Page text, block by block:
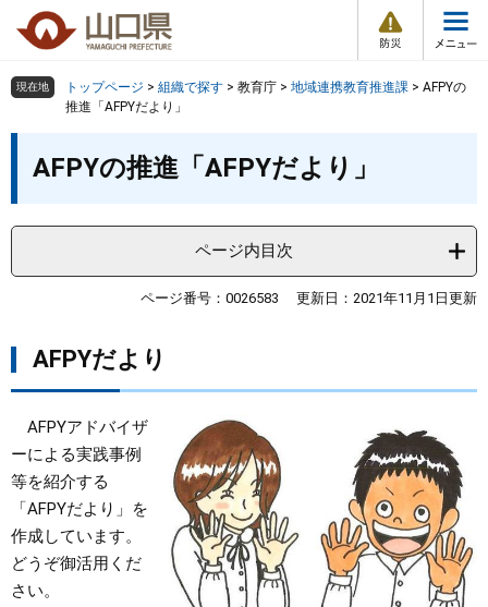
の
頭
。
ー
飛
て
本
へ
情
報
メ
ュ
組織で探す
健康・福祉
教育・文化・スポーツ
しごと・産業・観光
まちづくり
県政情報
検索の仕方 組織で探す サイトマップで探す
現在地 トップページ > 組織で探す > 教育庁 > 地域連携教育推進課 > AFPYの
推進「AFPYだより」
AFPYの推進「AFPYだより」
ページ内目次
ページ番号：0026583 更新日：2021年11月1日更新
AFPYだより
AFPYアドバイザ
ーによる実践事例
等を紹介する
「AFPYだより」を
作成しています。
どうぞ御活用くだ
さい。